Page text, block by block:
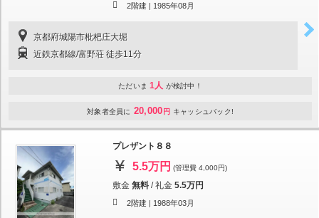
2階建 | 1985年08月
京都府城陽市枇杷庄大堀
近鉄京都線/富野荘 徒歩11分
ただいま 1人 が検討中！
対象者全員に 20,000 円 キャッシュバック!
プレザント８８
5.5万円 (管理費 4,000円)
敷金 無料 /礼金 5.5万円
2階建 | 1988年03月